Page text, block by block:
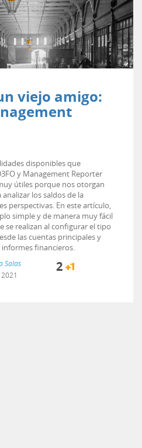
viejo amigo:
disponibles que
y Management Reporter
útiles porque nos otorgan
los saldos de la
perspectivas. En este artículo,
simple y de manera muy fácil
se realizan al configurar el tipo
las cuentas principales y
informes financieros.
Salas
2021
2